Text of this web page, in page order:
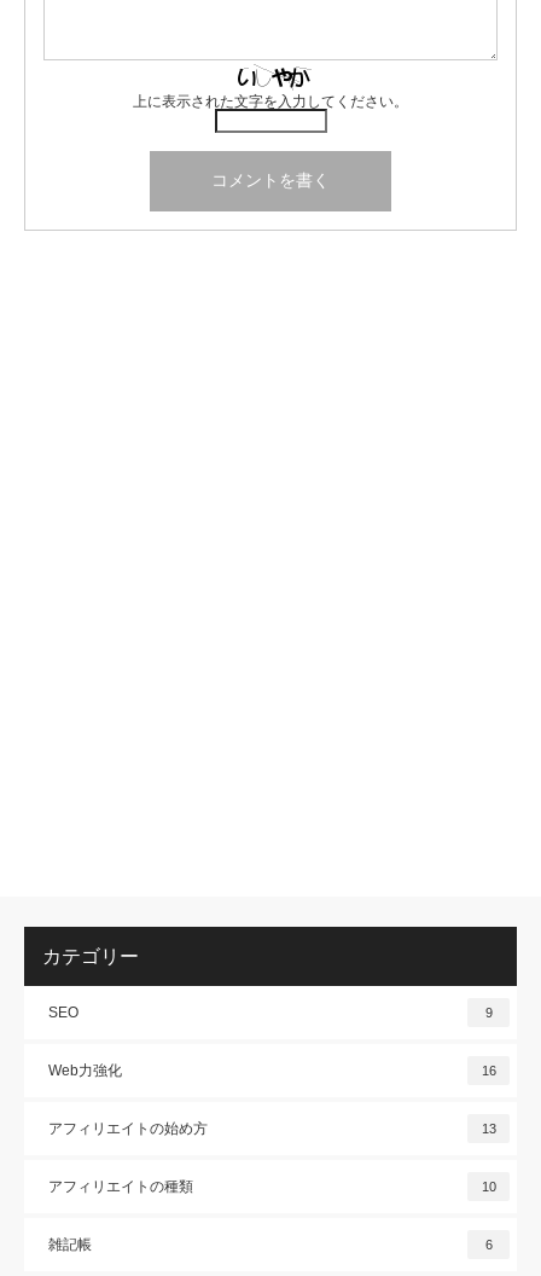
上に表示された文字を入力してください。
カテゴリー
SEO 9
Web力強化 16
アフィリエイトの始め方 13
アフィリエイトの種類 10
雑記帳 6